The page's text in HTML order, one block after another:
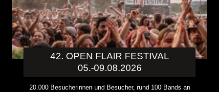
42. OPEN FLAIR FESTIVAL
05.-09.08.2026
20.000 Besucherinnen und Besucher, rund 100 Bands an